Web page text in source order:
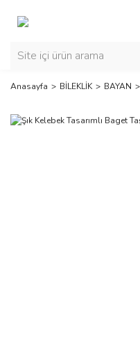
Anasayfa BİLEKLİK BAYAN